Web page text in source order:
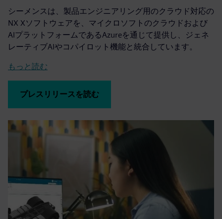
シーメンスは、製品エンジニアリング用のクラウド対応の
NX Xソフトウェアを、マイクロソフトのクラウドおよび
AIプラットフォームであるAzureを通じて提供し、ジェネ
レーティブAIやコパイロット機能と統合しています。
もっと読む
プレスリリースを読む